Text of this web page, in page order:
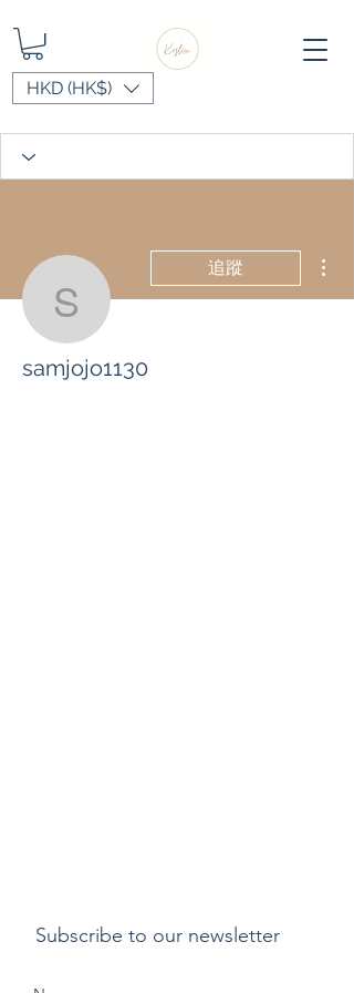
HKD (HK$)
samjojo1130
追蹤
samjojo1130
Subscribe to our newsletter